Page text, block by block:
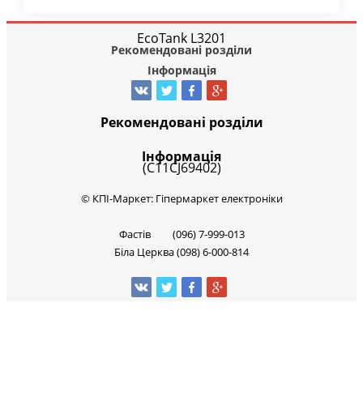
Рекомендовані розділи
Інформація
Рекомендовані розділи
Інформація
© КПІ-Маркет: Гіпермаркет електроніки
Фастів (096) 7-999-013
Біла Церква (098) 6-000-814